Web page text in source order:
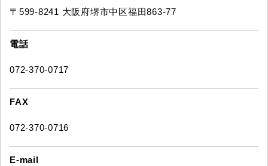
〒599-8241 大阪府堺市中区福田863-77
電話
072-370-0717
FAX
072-370-0716
E-mail